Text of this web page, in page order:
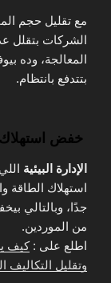
مع تقليل حجم
الشركات بتقلل
المعالجة، وده
بتتدفع بانتظام.
خفض استهلاك
الإدارة البيئية
استهلاك الطاقة
جدًا، وبالتالي
من الموردين.
اطلع على :
وتقليل التكاليف